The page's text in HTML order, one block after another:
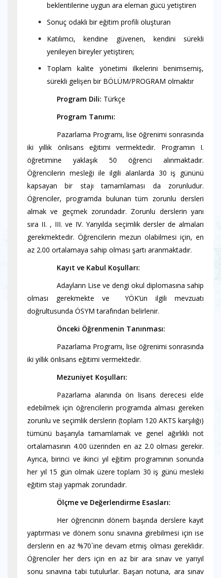
beklentilerine uygun ara eleman gücü yetiştiren
Sonuç odaklı bir eğitim profili oluşturan
Katılımcı, kendine güvenen, kendini sürekli
yenileyen bireyler yetiştiren;
Toplam kalite yönetimi ilkelerini benimsemiş,
sürekli gelişen bir BÖLÜM/PROGRAM olmaktır
Program Dili: Türkçe
Program Tanımı:
Pazarlama Programı, lise öğrenimi sonrasında
iki yıllık önlisans eğitimi vermektedir. Programın I.
öğretimine yaklaşık 50 öğrenci alınmaktadır.
Öğrencilerin mesleği ile ilgili alanlarda 30 iş gününü
kapsayan bir stajı tamamlaması da zorunludur.
Öğrenciler, programda bulunan tüm zorunlu dersleri
almak ve geçmek zorundadır. Zorunlu derslerin yanı
sıra II. , III. ve IV. Yarıyılda seçimlik dersler de almaları
gerekmektedir. Öğrencilerin mezun olabilmesi için, en
az 2.00 ortalamaya sahip olması şartı aranmaktadır.
Kayıt ve Kabul Koşulları:
Adayların Lise ve dengi okul diplomasına sahip
olması gerekmekte ve YÖK’ün ilgili mevzuatı
doğrultusunda ÖSYM tarafından belirlenir.
Önceki Öğrenmenin Tanınması:
Pazarlama Programı, lise öğrenimi sonrasında
iki yıllık önlisans eğitimi vermektedir.
Mezuniyet Koşulları:
Pazarlama alanında ön lisans derecesi elde
edebilmek için öğrencilerin programda alması gereken
zorunlu ve seçimlik derslerin (toplam 120 AKTS karşılığı)
tümünü başarıyla tamamlamak ve genel ağırlıklı not
ortalamasının 4.00 üzerinden en az 2.0 olması gerekir.
Ayrıca, birinci ve ikinci yıl eğitim programının sonunda
her yıl 15 gün olmak üzere toplam 30 iş günü mesleki
eğitim stajı yapmak zorundadır.
Ölçme ve Değerlendirme Esasları:
Her öğrencinin dönem başında derslere kayıt
yaptırması ve dönem sonu sınavına girebilmesi için ise
derslerin en az %70`ine devam etmiş olması gereklidir.
Öğrenciler her ders için en az bir ara sınav ve yarıyıl
sonu sınavına tabi tutulurlar. Başarı notuna, ara sınav